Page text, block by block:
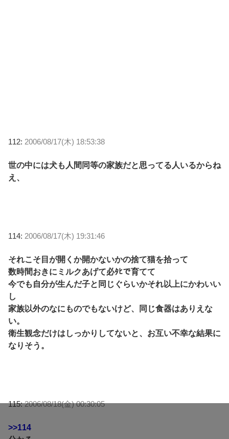
112: 2006/08/17(木) 18:53:38
世の中には犬も人間同等の家族だと思ってる人いるからね
え、
114: 2006/08/17(木) 19:31:46
それこそ目が開くか開かないかの捨て猫を拾って
数時間おきにミルクあげて必ﾀﾋで育てて
今でも自分が生んだ子と同じぐらいかそれ以上にかわいい
し
家族以外のなにものでもないけど、同じ食器はありえな
い。
衛生観念だけはしっかりしてないと、お互い不幸な結果に
なりそう。
115:2006/08/18(金) 00:30:05
>>114